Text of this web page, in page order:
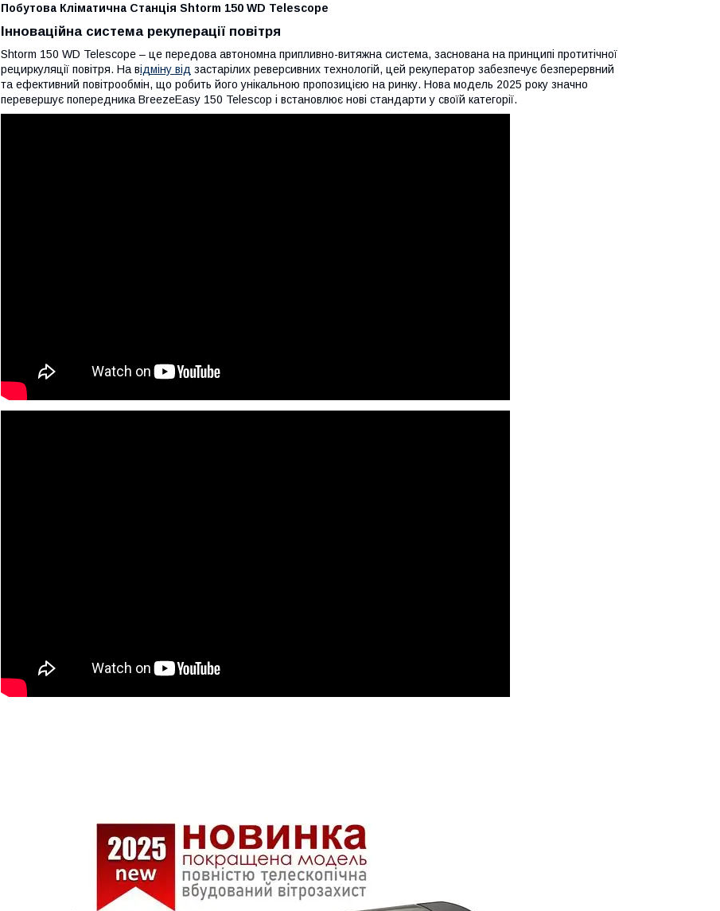
Побутова Кліматична Станція Shtorm 150 WD Telescope
Інноваційна система рекуперації повітря
Shtorm 150 WD Telescope – це передова автономна припливно-витяжна система, заснована на принципі протитічної
рециркуляції повітря. На відміну від застарілих реверсивних технологій, цей рекуператор забезпечує безперервний
та ефективний повітрообмін, що робить його унікальною пропозицією на ринку. Нова модель 2025 року значно
перевершує попередника BreezeEasy 150 Telescop і встановлює нові стандарти у своїй категорії.